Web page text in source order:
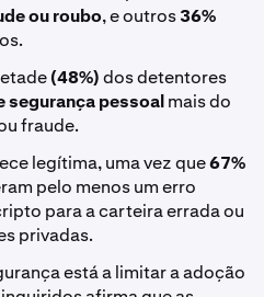
ou roubo, e outros36%
(48%)dos detentores
segurança pessoalmais do
fraude.
legítima, uma vez que67%
pelo menos um erro
para a carteira errada ou
privadas.
está a limitar a adoção